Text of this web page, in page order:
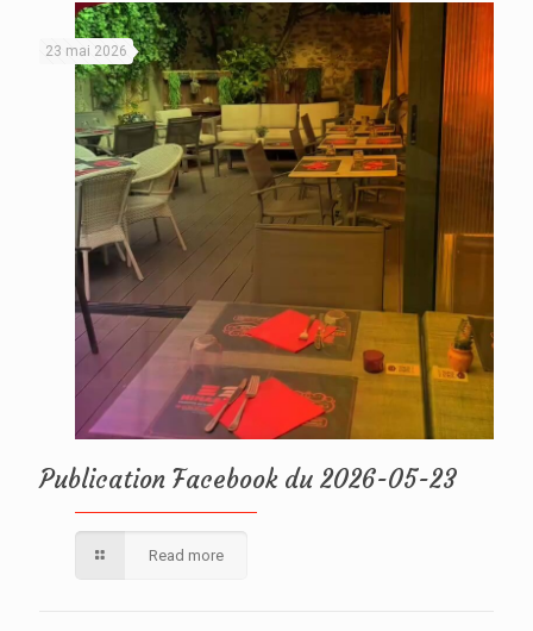
23 mai 2026
Publication Facebook du 2026-05-23
Read more